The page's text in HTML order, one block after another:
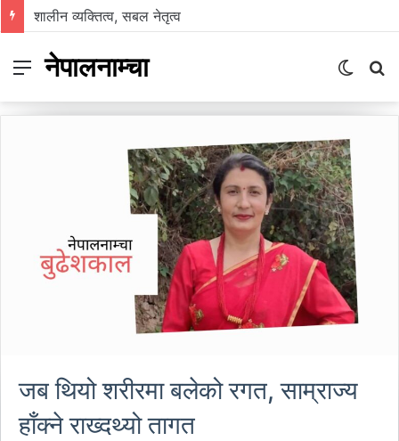
निम्सकाे नाममा नेपालले अब के गर्नुपर्छ ?
Menu
नेपालनाम्चा
Switch
जब थियो शरीरमा बलेको रगत, साम्राज्य
हाँक्ने राख्दथ्यो तागत